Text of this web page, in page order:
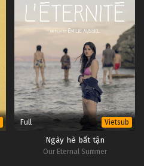
Full Vietsub
Ngày hè bất tận
Our Eternal Summer